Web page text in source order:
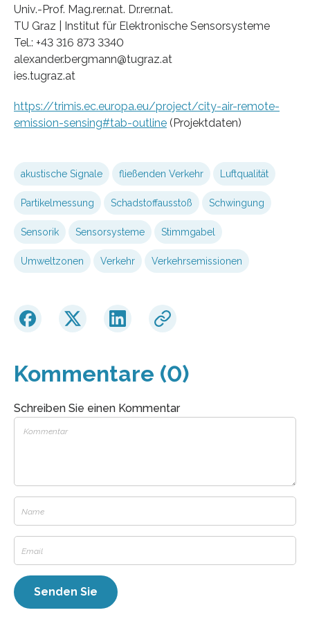
Univ.-Prof. Mag.rer.nat. Dr.rer.nat.
TU Graz | Institut für Elektronische Sensorsysteme
Tel.: +43 316 873 3340
alexander.bergmann@tugraz.at
ies.tugraz.at
https://trimis.ec.europa.eu/project/city-air-remote-
emission-sensing#tab-outline (Projektdaten)
akustische Signale fließenden Verkehr Luftqualität
Partikelmessung Schadstoffausstoß Schwingung
Sensorik Sensorsysteme Stimmgabel
Umweltzonen Verkehr Verkehrsemissionen
Kommentare (0)
Schreiben Sie einen Kommentar